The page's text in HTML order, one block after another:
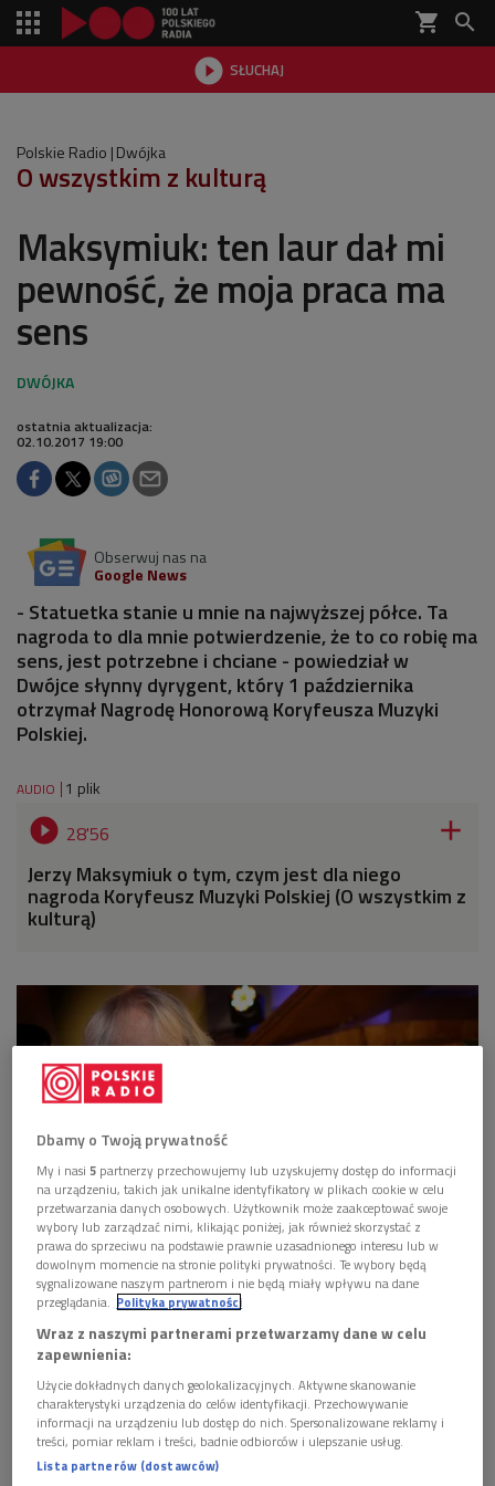
shopping_cart 
 SŁUCHAJ

Polskie Radio Dwójka
O wszystkim z kulturą
Maksymiuk: ten laur dał mi
pewność, że moja praca ma
sens
ostatnia aktualizacja:
02.10.2017 19:00
Obserwuj nas na
Google News
- Statuetka stanie u mnie na najwyższej półce. Ta
nagroda to dla mnie potwierdzenie, że to co robię ma
sens, jest potrzebne i chciane - powiedział w
Dwójce słynny dyrygent, który 1 października
otrzymał Nagrodę Honorową Koryfeusza Muzyki
Polskiej.
AUDIO 1 plik
 28'56 
Jerzy Maksymiuk o tym, czym jest dla niego
nagroda Koryfeusz Muzyki Polskiej (O wszystkim z
kulturą)
Jerzy Maksymiuk Foto: Grzegorz Śledź/PR2
Dbamy o Twoją prywatność
My i nasi 5 partnerzy przechowujemy lub uzyskujemy dostęp do informacji
na urządzeniu, takich jak unikalne identyfikatory w plikach cookie w celu
przetwarzania danych osobowych. Użytkownik może zaakceptować swoje
wybory lub zarządzać nimi, klikając poniżej, jak również skorzystać z
prawa do sprzeciwu na podstawie prawnie uzasadnionego interesu lub w
dowolnym momencie na stronie polityki prywatności. Te wybory będą
sygnalizowane naszym partnerom i nie będą miały wpływu na dane
przeglądania.
Polityka prywatności
Wraz z naszymi partnerami przetwarzamy dane w celu
zapewnienia:
Użycie dokładnych danych geolokalizacyjnych. Aktywne skanowanie
charakterystyki urządzenia do celów identyfikacji. Przechowywanie
informacji na urządzeniu lub dostęp do nich. Spersonalizowane reklamy i
treści, pomiar reklam i treści, badnie odbiorców i ulepszanie usług.
Lista partnerów (dostawców)